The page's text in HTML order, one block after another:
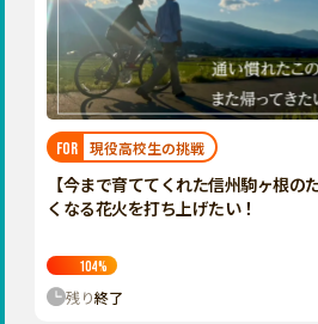
FOR 現役高校生の挑戦
【今まで育ててくれた信州駒ヶ根の
くなる花火を打ち上げたい！
104%
残り終了